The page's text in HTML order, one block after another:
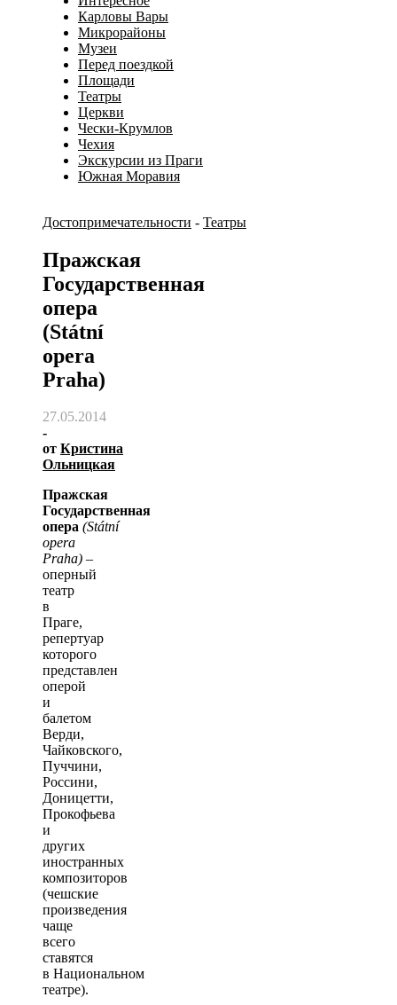
Карловы Вары
Микрорайоны
Музеи
Перед поездкой
Площади
Театры
Церкви
Чески-Крумлов
Чехия
Экскурсии из Праги
Южная Моравия
Достопримечательности - Театры
Пражская
Государственная
опера
(Státní
opera
Praha)
27.05.2014
-
от Кристина
Ольницкая
Пражская
Государственная
опера (Státní
opera
Praha) –
оперный
театр
в
Праге,
репертуар
которого
представлен
оперой
и
балетом
Верди,
Чайковского,
Пуччини,
Россини,
Доницетти,
Прокофьева
и
других
иностранных
композиторов
(чешские
произведения
чаще
всего
ставятся
в Национальном
театре).